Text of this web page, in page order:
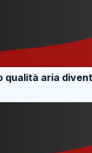
qualità aria